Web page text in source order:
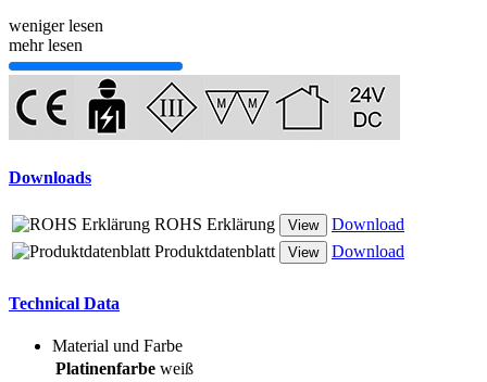
weniger lesen
mehr lesen
Downloads
ROHS Erklärung View
Download
Produktdatenblatt
View Download
Technical Data
Material und Farbe
Platinenfarbe weiß